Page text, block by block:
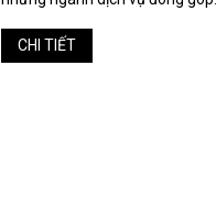
CHI TIẾT